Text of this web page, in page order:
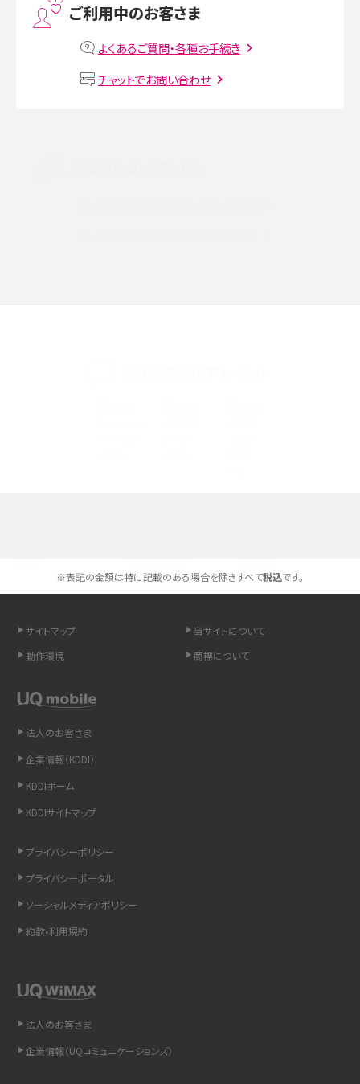
MNOとは？MVNOやMVNEとの違いやメリット・デメリットを解説
VPN接続とは？仕組みや必要性、メリット・デメリット、接続方法を解説
高校生にスマホ制限は必要？所持率やメリット・デメリットを詳しく紹介
スマホのネット通信速度が遅い原因は？すぐできる対処法や見直すポイントを解
説
を解説
LINEの引き継ぎ方法は？対象データや事前準備・条件・注意点などを解説
非通知設定とは？184で電話をかける方法やiPhone・Androidの設定を解説
iCloudの使用容量を減らす9つの方法！使用状況の確認手順も紹介
リプライ機能とは？LINE、X（旧Twitter）、Instagram、TikTokで送る方法を解説
LINEで送信取り消しをする方法は？相手に知られるのか、削除との違いも紹介
ご利用中のお客さま
よくあるご質問・各種お手続き
チャットでお問い合わせ
※表記の金額は特に記載のある場合を除きすべて税込です。
サイトマップ
当サイトについて
動作環境
商標について
法人のお客さま
企業情報（KDDI）
KDDIホーム
KDDIサイトマップ
プライバシーポリシー
プライバシーポータル
ソーシャルメディアポリシー
約款•利用規約
法人のお客さま
企業情報（UQコミュニケーションズ）